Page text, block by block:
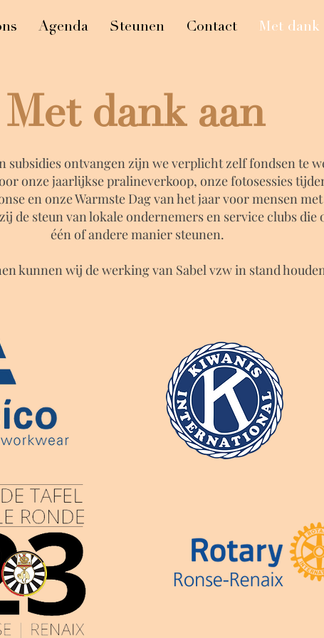
Agenda Steunen Contact Met dank
Met dank aan
subsidies ontvangen zijn we verplicht zelf fondsen te
onze jaarlijkse pralineverkoop, onze fotosessies
en onze Warmste Dag van het jaar voor mensen
de steun van lokale ondernemers en service clubs die
één of andere manier steunen.
kunnen wij de werking van Sabel vzw in stand